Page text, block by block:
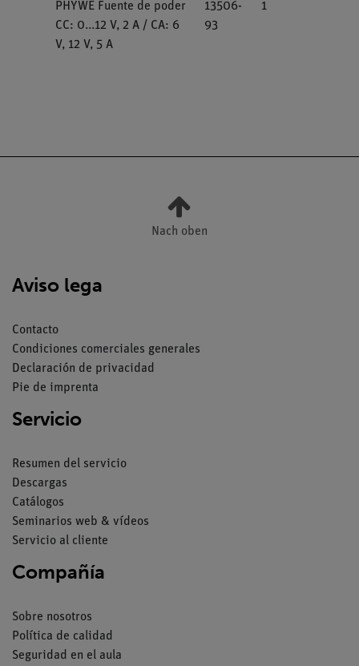
PHYWE Fuente de poder
CC: 0...12 V, 2 A / CA: 6
V, 12 V, 5 A
13506-
93
1
Nach oben
Aviso lega
Contacto
Condiciones comerciales generales
Declaración de privacidad
Pie de imprenta
Servicio
Resumen del servicio
Descargas
Catálogos
Seminarios web & vídeos
Servicio al cliente
Compañía
Sobre nosotros
Política de calidad
Seguridad en el aula